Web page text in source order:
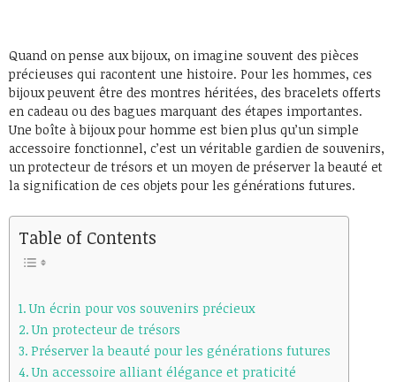
Quand on pense aux bijoux, on imagine souvent des pièces
précieuses qui racontent une histoire. Pour les hommes, ces
bijoux peuvent être des montres héritées, des bracelets offerts
en cadeau ou des bagues marquant des étapes importantes.
Une boîte à bijoux pour homme est bien plus qu’un simple
accessoire fonctionnel, c’est un véritable gardien de souvenirs,
un protecteur de trésors et un moyen de préserver la beauté et
la signification de ces objets pour les générations futures.
Table of Contents
Un écrin pour vos souvenirs précieux
Un protecteur de trésors
Préserver la beauté pour les générations futures
Un accessoire alliant élégance et praticité